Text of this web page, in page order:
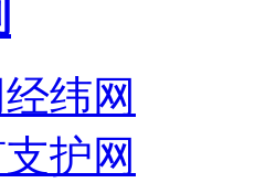
纬网
护网